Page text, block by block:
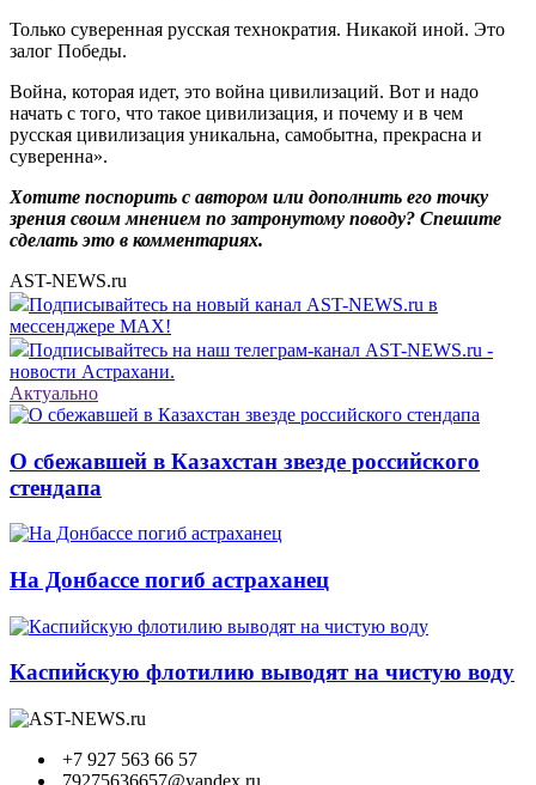
Только суверенная русская технократия. Никакой иной. Это
залог Победы.
Война, которая идет, это война цивилизаций. Вот и надо
начать с того, что такое цивилизация, и почему и в чем
русская цивилизация уникальна, самобытна, прекрасна и
суверенна».
Хотите поспорить с автором или дополнить его точку
зрения своим мнением по затронутому поводу? Спешите
сделать это в комментариях.
AST-NEWS.ru
Подписывайтесь на новый канал AST-NEWS.ru в
мессенджере MAX!
Подписывайтесь на наш телеграм-канал AST-NEWS.ru -
новости Астрахани.
Актуально
О сбежавшей в Казахстан звезде российского
стендапа
На Донбассе погиб астраханец
Каспийскую флотилию выводят на чистую воду
+7 927 563 66 57